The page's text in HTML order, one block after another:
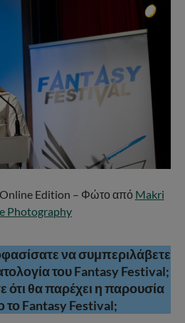
Edition – Φώτο από Makri
Photography
να συμπεριλάβετε
του Fantasy Festival;
ότι θα παρέχει η παρουσία
το Fantasy Festival;